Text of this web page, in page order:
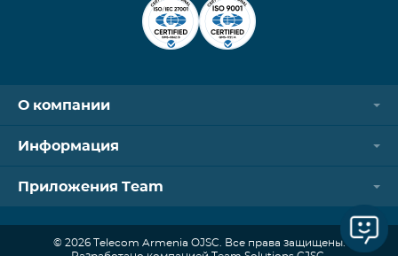
О компании
Информация
Приложения Team
© 2026 Telecom Armenia OJSC. Все права защищены.